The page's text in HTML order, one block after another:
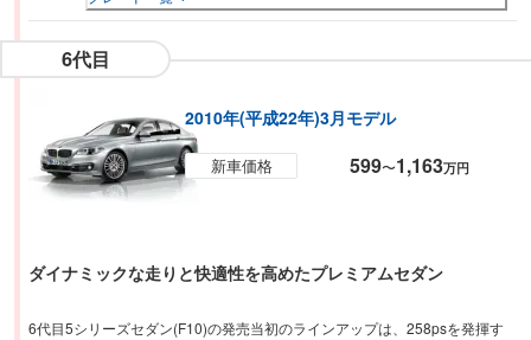
6代目
2010年(平成22年)3月モデル
新車価格 599〜1,163万円
ダイナミックな走りと快適性を高めたプレミアムセダン
6代目5シリーズセダン(F10)の発売当初のラインアップは、258psを発揮す